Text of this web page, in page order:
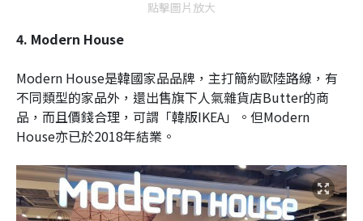
點擊圖片放大
4. Modern House
Modern House是韓國家品品牌，主打簡約歐陸路線，有
不同類型的家品外，還出售旗下人氣雜貨店Butter的商
品，而且價錢合理，可謂「韓版IKEA」。但Modern
House亦已於2018年結業。